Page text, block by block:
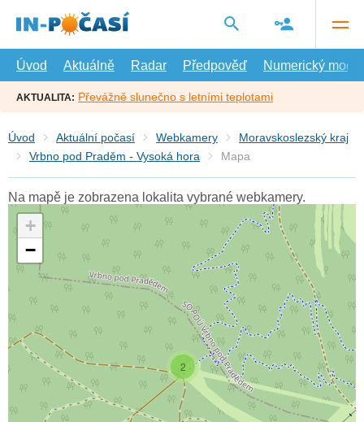
hlavní
Úvod
Aktuálně Radar Předpověď Numerický model
AKTUALITA: Převážně slunečno s letními teplotami
Úvod Aktuální počasí Webkamery
Moravskoslezský kraj
Vrbno pod Praděm - Vysoká hora
Mapa
Na mapě je zobrazena lokalita vybrané webkamery.
2
+
−